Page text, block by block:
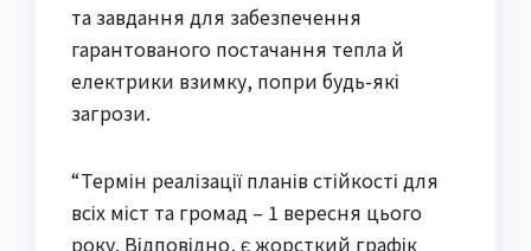
та завдання для забезпечення
гарантованого постачання тепла й
електрики взимку, попри будь-які
загрози.
“Термін реалізації планів стійкості для
всіх міст та громад – 1 вересня цього
року. Відповідно, є жорсткий графік